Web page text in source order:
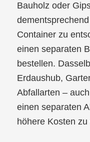
Bauholz oder
Container zu
einen separaten
bestellen.
Erdaushub,
Abfallarten –
einen separaten
höhere Kosten